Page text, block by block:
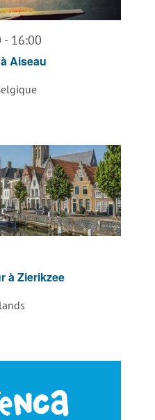
- 16:00
Aiseau
à Zierikzee